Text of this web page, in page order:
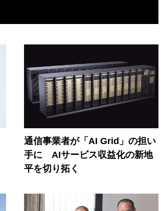
通信事業者が「AI Grid」の担い
手に AIサービス収益化の新地
平を切り拓く